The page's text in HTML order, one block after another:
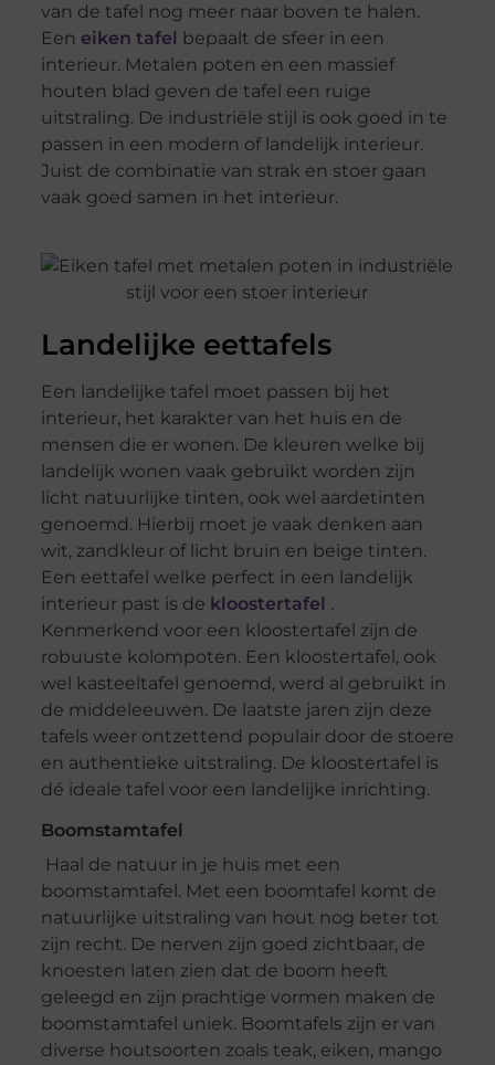
van de tafel nog meer naar boven te halen.
Een eiken tafel bepaalt de sfeer in een
interieur. Metalen poten en een massief
houten blad geven de tafel een ruige
uitstraling. De industriële stijl is ook goed in te
passen in een modern of landelijk interieur.
Juist de combinatie van strak en stoer gaan
vaak goed samen in het interieur.
Landelijke eettafels
Een landelijke tafel moet passen bij het
interieur, het karakter van het huis en de
mensen die er wonen. De kleuren welke bij
landelijk wonen vaak gebruikt worden zijn
licht natuurlijke tinten, ook wel aardetinten
genoemd. Hierbij moet je vaak denken aan
wit, zandkleur of licht bruin en beige tinten.
Een eettafel welke perfect in een landelijk
interieur past is de kloostertafel .
Kenmerkend voor een kloostertafel zijn de
robuuste kolompoten. Een kloostertafel, ook
wel kasteeltafel genoemd, werd al gebruikt in
de middeleeuwen. De laatste jaren zijn deze
tafels weer ontzettend populair door de stoere
en authentieke uitstraling. De kloostertafel is
dé ideale tafel voor een landelijke inrichting.
Boomstamtafel
Haal de natuur in je huis met een
boomstamtafel. Met een boomtafel komt de
natuurlijke uitstraling van hout nog beter tot
zijn recht. De nerven zijn goed zichtbaar, de
knoesten laten zien dat de boom heeft
geleegd en zijn prachtige vormen maken de
boomstamtafel uniek. Boomtafels zijn er van
diverse houtsoorten zoals teak, eiken, mango